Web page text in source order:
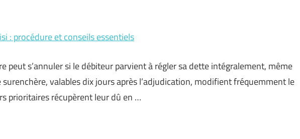
: procédure et conseils essentiels
peut s’annuler si le débiteur parvient à régler sa dette intégralement, même
surenchère, valables dix jours après l’adjudication, modifient fréquemment le
prioritaires récupèrent leur dû en …